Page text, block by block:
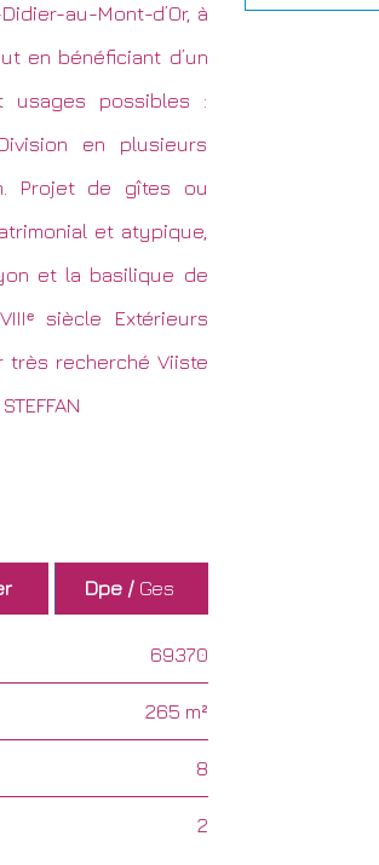
au-Mont-d’Or, à
en bénéficiant d’un
usages possibles :
en plusieurs
Projet de gîtes ou
et atypique,
et la basilique de
siècle Extérieurs
très recherché Viiste
Dpe / Ges
69370
265 m²
8
2